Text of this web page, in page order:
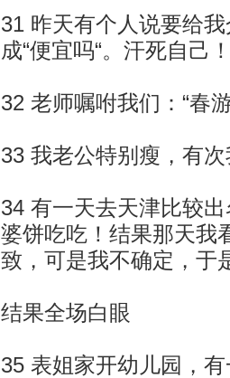
31 昨天有个人说要给
成“便宜吗“。汗死自己
32 老师嘱咐我们：“春
33 我老公特别瘦，有
34 有一天去天津比较
婆饼吃吃！结果那天我
致，可是我不确定，于
结果全场白眼
35 表姐家开幼儿园，